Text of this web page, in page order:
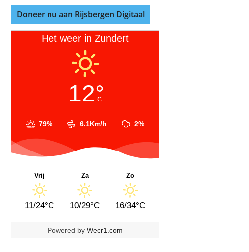
Doneer nu aan Rijsbergen Digitaal
Het weer in Zundert
12°
C
79% 6.1Km/h 2%
Vrij
11/24°C
Za
10/29°C
Zo
16/34°C
Powered by Weer1.com